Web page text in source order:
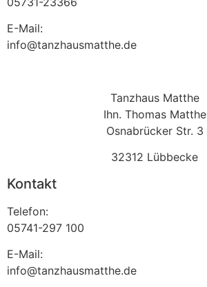
E-Mail:
info@tanzhausmatthe.de
Tanzhaus Matthe
Ihn. Thomas Matthe
Osnabrücker Str. 3
32312 Lübbecke
Kontakt
Telefon:
05741-297 100
E-Mail:
info@tanzhausmatthe.de